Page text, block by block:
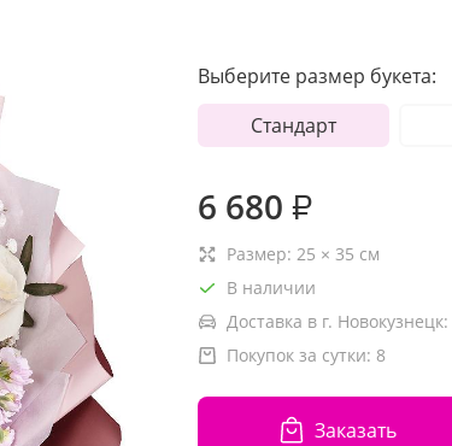
Выберите размер букета:
Стандарт
6 680 ₽
Размер: 25 × 35 см
В наличии
Доставка в г. Новокузнецк:
Покупок за сутки: 8
Заказать